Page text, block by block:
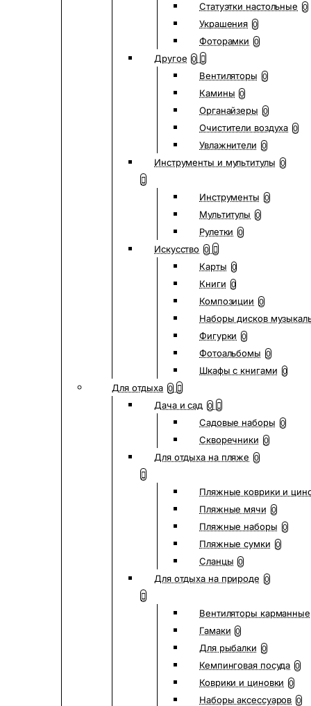
Статуэтки настольные 0
Украшения 0
Фоторамки 0
Другое 0
Вентиляторы 0
Камины 0
Органайзеры 0
Очистители воздуха 0
Увлажнители 0
Инструменты и мультитулы 0
Инструменты 0
Мультитулы 0
Рулетки 0
Искусство 0
Карты 0
Книги 0
Композиции 0
Наборы дисков
Фигурки 0
Фотоальбомы 0
Шкафы с книгами 0
Для отдыха 0
Дача и сад 0
Садовые наборы 0
Скворечники 0
Для отдыха на пляже 0
Пляжные коврики и
Пляжные мячи 0
Пляжные наборы 0
Пляжные сумки 0
Сланцы 0
Для отдыха на природе 0
Вентиляторы карманные
Гамаки 0
Для рыбалки 0
Кемпинговая посуда 0
Коврики и циновки 0
Наборы аксессуаров 0